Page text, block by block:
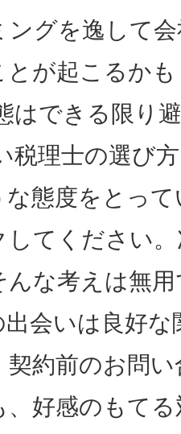
ングを逸して
とが起こるか
はできる限り
税理士の選び
な態度をとっ
してください
んな考えは無
会いは良好
契約前のお問
、好感のもて